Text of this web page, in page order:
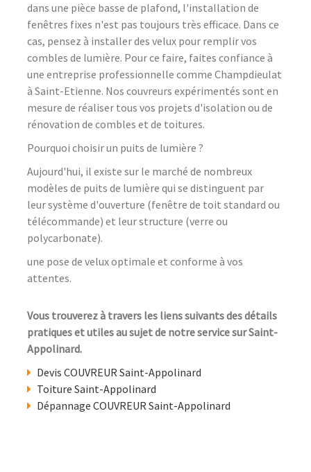
dans une pièce basse de plafond, l'installation de
fenêtres fixes n'est pas toujours très efficace. Dans ce
cas, pensez à installer des velux pour remplir vos
combles de lumière. Pour ce faire, faites confiance à
une entreprise professionnelle comme Champdieulat
à Saint-Etienne. Nos couvreurs expérimentés sont en
mesure de réaliser tous vos projets d'isolation ou de
rénovation de combles et de toitures.
Pourquoi choisir un puits de lumière ?
Aujourd'hui, il existe sur le marché de nombreux
modèles de puits de lumière qui se distinguent par
leur système d'ouverture (fenêtre de toit standard ou
télécommande) et leur structure (verre ou
polycarbonate).
une pose de velux optimale et conforme à vos
attentes.
Vous trouverez à travers les liens suivants des détails
pratiques et utiles au sujet de notre service sur Saint-
Appolinard.
Devis COUVREUR Saint-Appolinard
Toiture Saint-Appolinard
Dépannage COUVREUR Saint-Appolinard